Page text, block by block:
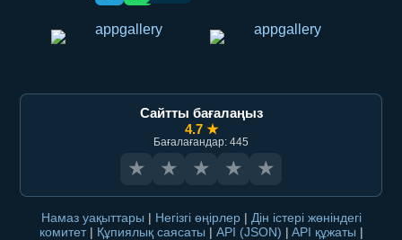
Сайтты бағалаңыз
4.7 ★
Бағалағандар: 445
★ ★ ★ ★ ★
Намаз уақыттары | Негізгі өңірлер | Дін істері жөніндегі
комитет | Құпиялық саясаты | API (JSON) | API құжаты |